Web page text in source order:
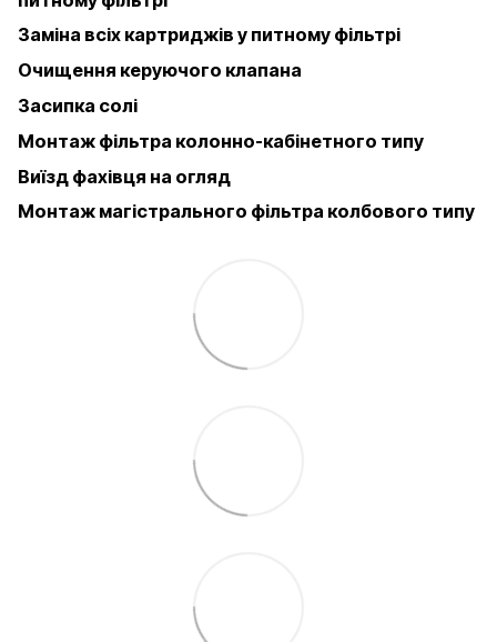
Заміна всіх картриджів у питному фільтрі
Очищення керуючого клапана
Засипка солі
Монтаж фільтра колонно-кабінетного типу
Виїзд фахівця на огляд
Монтаж магістрального фільтра колбового типу